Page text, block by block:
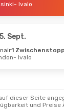
Okt.
- Ivalo
Sept.
1 Zwischenstopp
- Ivalo
dieser Seite
und Preise